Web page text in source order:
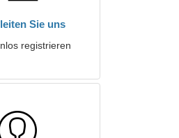
Sie uns
registrieren